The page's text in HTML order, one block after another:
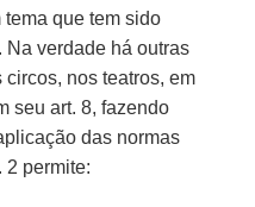
tema que tem sido
verdade há outras
nos teatros, em
seu art. 8, fazendo
das normas
2 permite: